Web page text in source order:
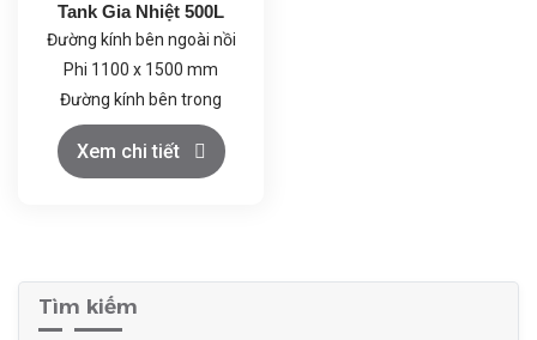
Tank Gia Nhiệt 500L
Đường kính bên ngoài nồi
Phi 1100 x 1500 mm
Đường kính bên trong
Phi 900 x 800 mm
Đường kính bao dầu
Vật liệu chế tạo lớp bao dầu
Inox 304x3mm
Xem chi tiết
Tìm kiếm